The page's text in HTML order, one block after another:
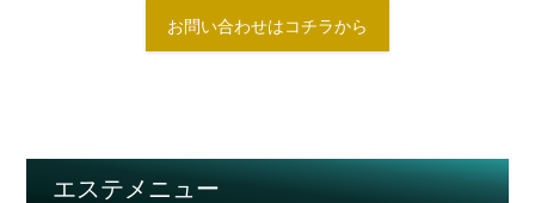
お問い合わせはコチラから
エステメニュー